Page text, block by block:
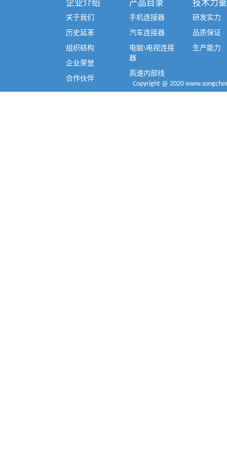
企业介绍
关于我们
历史延革
组织结构
企业荣誉
合作伙伴
产品目录
手机连接器
汽车连接器
电脑\电视连接
器
高速内部线
技术力量
研发实力
品质保证
生产能力
Copyright @ 2020